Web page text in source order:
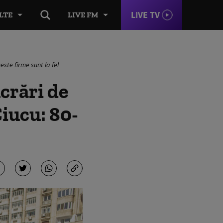
LIVE FM LIVE TV
firme sunt la fel
de
80-